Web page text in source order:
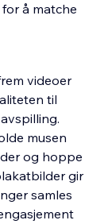
å matche
videoer
til
musen
og hoppe
gir
samles